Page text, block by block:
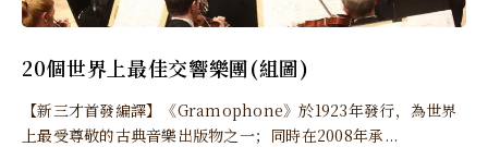
20個世界上最佳交響樂團(組圖)
【新三才首發編譯】《Gramophone》於1923年發行，為世界
上最受尊敬的古典音樂出版物之一；同時在2008年承...